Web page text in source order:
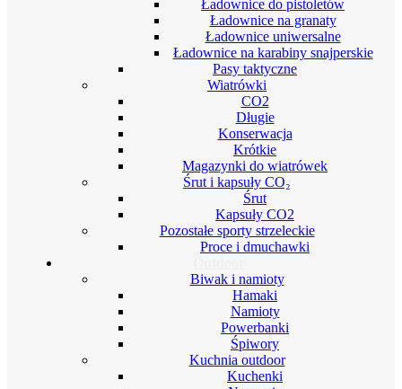
Ładownice do pistoletów
Ładownice na granaty
Ładownice uniwersalne
Ładownice na karabiny snajperskie
Pasy taktyczne
Wiatrówki
CO2
Długie
Konserwacja
Krótkie
Magazynki do wiatrówek
Śrut i kapsuły CO₂
Śrut
Kapsuły CO2
Pozostałe sporty strzeleckie
Proce i dmuchawki
Biwak i namioty
Hamaki
Namioty
Powerbanki
Śpiwory
Kuchnia outdoor
Kuchenki